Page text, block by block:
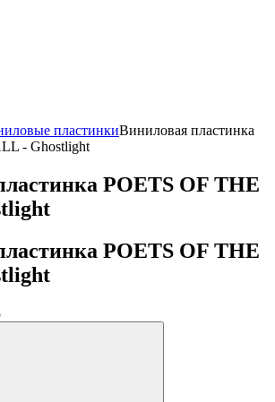
пластинкиВиниловая пластинка
- Ghostlight
POETS OF THE
POETS OF THE